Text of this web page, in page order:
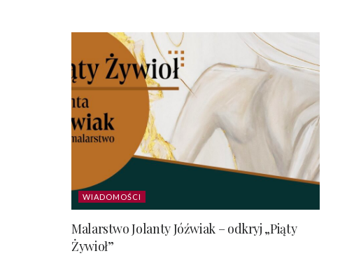
WIADOMOŚCI
Malarstwo Jolanty Jóźwiak – odkryj „Piąty
Żywioł”